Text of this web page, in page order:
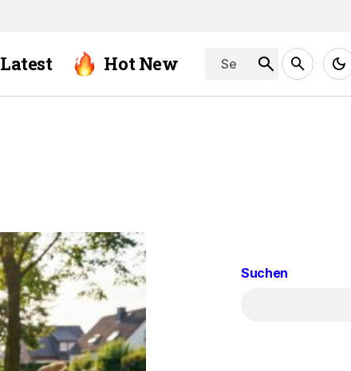
Latest Hot New
Suchen